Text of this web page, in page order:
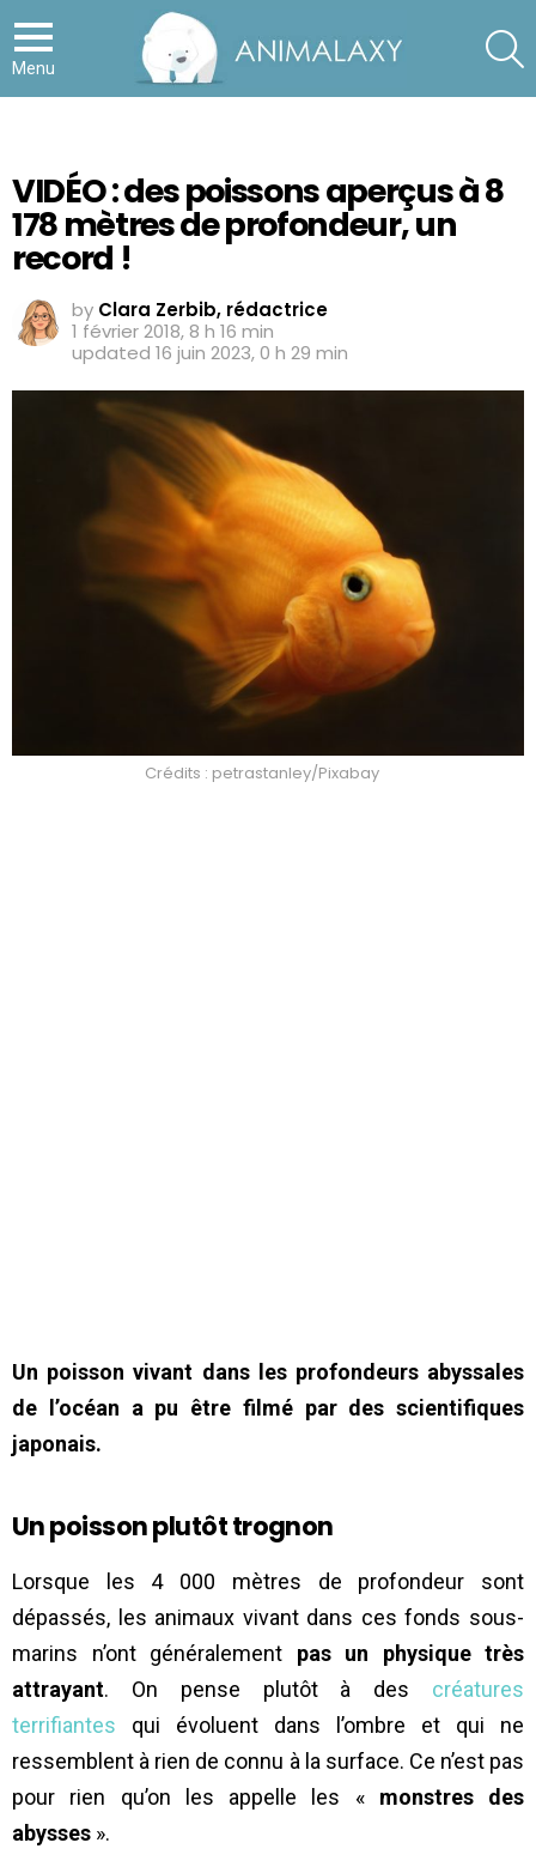
Menu
VIDÉO : des poissons aperçus à 8
178 mètres de profondeur, un
record !
by Clara Zerbib, rédactrice
1 février 2018, 8 h 16 min
updated 16 juin 2023, 0 h 29 min
Crédits : petrastanley/Pixabay
Un poisson vivant dans les profondeurs abyssales
de l’océan a pu être filmé par des scientifiques
japonais.
Un poisson plutôt trognon
Lorsque les 4 000 mètres de profondeur sont
dépassés, les animaux vivant dans ces fonds sous-
marins n’ont généralement pas un physique très
attrayant. On pense plutôt à des créatures
terrifiantes qui évoluent dans l’ombre et qui ne
ressemblent à rien de connu à la surface. Ce n’est pas
pour rien qu’on les appelle les « monstres des
abysses ».